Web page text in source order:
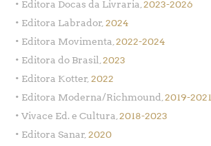
• Editora Docas da Livraria,2023-2026
• Editora Labrador,2024
• Editora Movimenta,2022-2024
• Editora do Brasil,2023
• Editora Kotter,2022
• Editora Moderna/Richmound,2019-2021
• Vivace Ed. e Cultura,2018-2023
• Editora Sanar,2020